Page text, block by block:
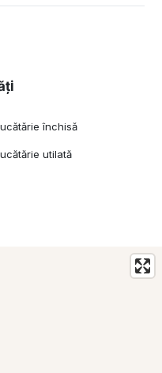
închisă
utilată